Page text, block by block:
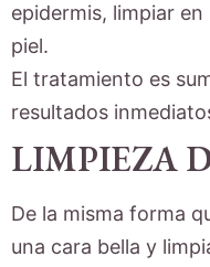
epidermis, limpiar
piel.
El tratamiento es
resultados
LIMPIEZA
De la misma forma
una cara bella y